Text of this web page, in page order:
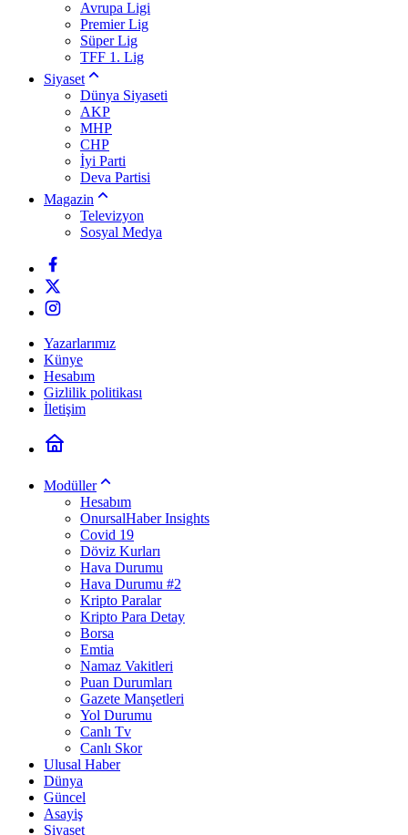
Avrupa Ligi
Premier Lig
Süper Lig
TFF 1. Lig
Siyaset
Dünya Siyaseti
AKP
MHP
CHP
İyi Parti
Deva Partisi
Magazin
Televizyon
Sosyal Medya
Yazarlarımız
Künye
Hesabım
Gizlilik politikası
İletişim
Modüller
Hesabım
OnursalHaber Insights
Covid 19
Döviz Kurları
Hava Durumu
Hava Durumu #2
Kripto Paralar
Kripto Para Detay
Borsa
Emtia
Namaz Vakitleri
Puan Durumları
Gazete Manşetleri
Yol Durumu
Canlı Tv
Canlı Skor
Ulusal Haber
Dünya
Güncel
Asayiş
Siyaset